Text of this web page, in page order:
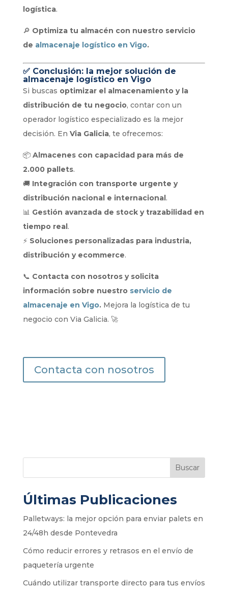
logística.
🔎 Optimiza tu almacén con nuestro servicio
de almacenaje logístico en Vigo.
✅ Conclusión: la mejor solución de
almacenaje logístico en Vigo
Si buscas optimizar el almacenamiento y la
distribución de tu negocio, contar con un
operador logístico especializado es la mejor
decisión. En Via Galicia, te ofrecemos:
📦 Almacenes con capacidad para más de
2.000 pallets.
🚚 Integración con transporte urgente y
distribución nacional e internacional.
📊 Gestión avanzada de stock y trazabilidad en
tiempo real.
⚡ Soluciones personalizadas para industria,
distribución y ecommerce.
📞 Contacta con nosotros y solicita
información sobre nuestro servicio de
almacenaje en Vigo.Mejora la logística de tu
negocio con Via Galicia. 🚀
Contacta con nosotros
Buscar
Últimas Publicaciones
Palletways: la mejor opción para enviar palets en
24/48h desde Pontevedra
Cómo reducir errores y retrasos en el envío de
paquetería urgente
Cuándo utilizar transporte directo para tus envíos